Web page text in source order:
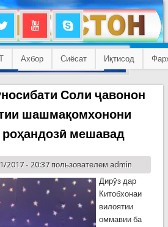
Ахбор Сиёсат Иқтисод
Соли ҷавонон
шашмақомхонони
роҳандозӣ мешавад
2017 - 20:37 пользователем admin
Дирӯз дар
Китобхонаи
вилоятии
оммавии ба